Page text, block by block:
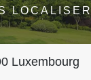
Luxembourg